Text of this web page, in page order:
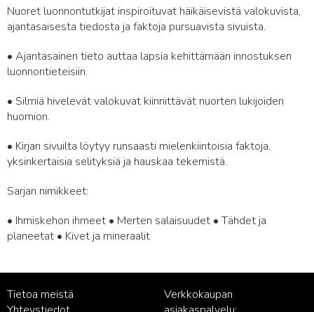
Nuoret luonnontutkijat inspiroituvat häikäisevistä valokuvista,
ajantasaisesta tiedosta ja faktoja pursuavista sivuista.
• Ajantasainen tieto auttaa lapsia kehittämään innostuksen
luonnontieteisiin.
• Silmiä hivelevät valokuvat kiinnittävät nuorten lukijoiden
huomion.
• Kirjan sivuilta löytyy runsaasti mielenkiintoisia faktoja,
yksinkertaisia selityksiä ja hauskaa tekemistä.
Sarjan nimikkeet:
• Ihmiskehon ihmeet • Merten salaisuudet • Tähdet ja
planeetat • Kivet ja mineraalit
Tietoa meistä
Verkkokaupan